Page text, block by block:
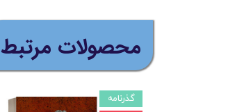
​محصولات مرتبط
گذرنامه